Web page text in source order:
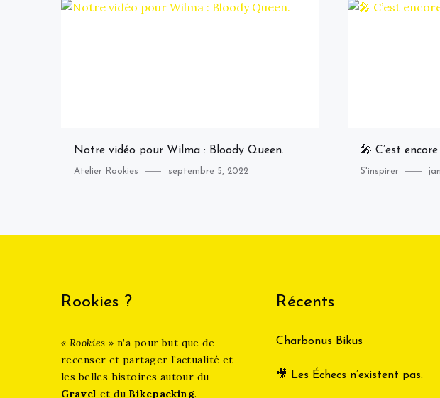
Notre vidéo pour Wilma : Bloody Queen.
Category
Atelier Rookies
Posted
septembre 5, 2022
🎤 C’est
Category
S'inspirer
Rookies ?
« Rookies »n’a pour but que de
recenser et partager l’actualité et
les belles histoires autour du
Gravel et du Bikepacking.
Récents
Charbonus Bikus
🎥 Les Échecs n’existent pas.